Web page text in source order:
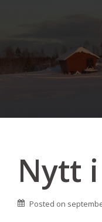
Nytt
Posted on